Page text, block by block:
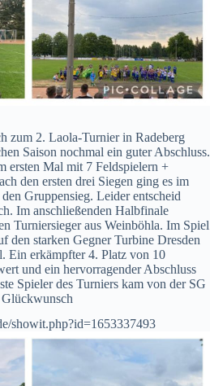
zum 2. Laola-Turnier in Radeberg
Saison nochmal ein guter Abschluss.
ersten Mal mit 7 Feldspielern +
den ersten drei Siegen ging es im
Gruppensieg. Leider entscheid
Im anschließenden Halbfinale
Turniersieger aus Weinböhla. Im Spiel
den starken Gegner Turbine Dresden
Ein erkämpfter 4. Platz von 10
und ein hervorragender Abschluss
Spieler des Turniers kam von der SG
showit.php?id=1653337493